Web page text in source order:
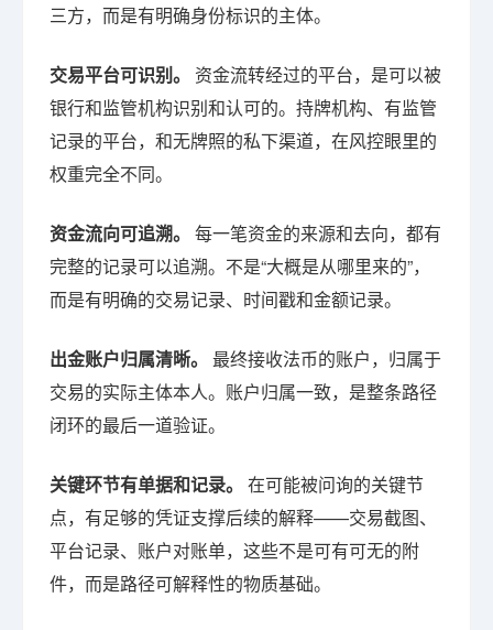
三方，而是有明确身份标识的主体。
交易平台可识别。
资金流转经过的平台，是可以被
银行和监管机构识别和认可的。持牌机构、有监管
记录的平台，和无牌照的私下渠道，在风控眼里的
权重完全不同。
资金流向可追溯。 每一笔资金的来源和去向，都有
完整的记录可以追溯。不是“大概是从哪里来的”，
而是有明确的交易记录、时间戳和金额记录。
出金账户归属清晰。 最终接收法币的账户，归属于
交易的实际主体本人。账户归属一致，是整条路径
闭环的最后一道验证。
关键环节有单据和记录。 在可能被问询的关键节
点，有足够的凭证支撑后续的解释——交易截图、
平台记录、账户对账单，这些不是可有可无的附
件，而是路径可解释性的物质基础。